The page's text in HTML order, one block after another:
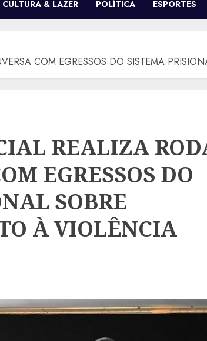
CULTURA & LAZER POLÍTICA ESPORTES
COM EGRESSOS DO SISTEMA
REALIZA
EGRESSOS DO
SOBRE
À VIOLÊNCIA